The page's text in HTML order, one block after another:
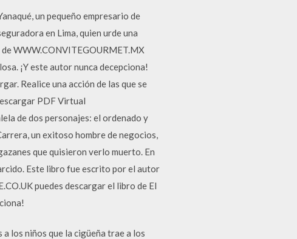
un pequeño empresario de
en Lima, quien urde una
WWW.CONVITEGOURMET.MX
¡Y este autor nunca decepciona!
Realice una acción de las que se
PDF Virtual
de dos personajes: el ordenado y
un exitoso hombre de negocios,
que quisieron verlo muerto. En
Este libro fue escrito por el autor
puedes descargar el libro de El
los niños que la cigüeña trae a los